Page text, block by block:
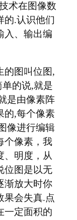
术在图像数
的.认识他们
入、输出编
的图叫位图,
的说,就是
是由像素阵
的,每个像素
像进行编辑
个像素，我
、明度，从
位图是以无
渐放大时你
果会失真.点
一定面积的